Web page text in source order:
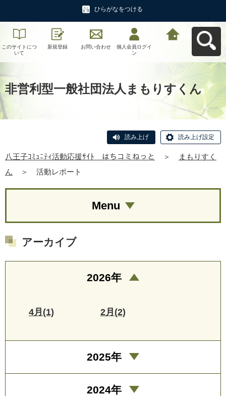
ひらがなをつける
このサイトにつ
いて
新規登録 お問い合わせ
個人会員ログイ
ン
非営利型一般社団法人まもりすくん
読み上げ 読み上げ設定
八王子ｺﾐｭﾆﾃｨ活動応援ｻｲﾄ はちコミねっと ＞
まもりすく
ん
＞ 活動レポート
Menu
アーカイブ
2026年
4月(1) 2月(2)
2025年
2024年